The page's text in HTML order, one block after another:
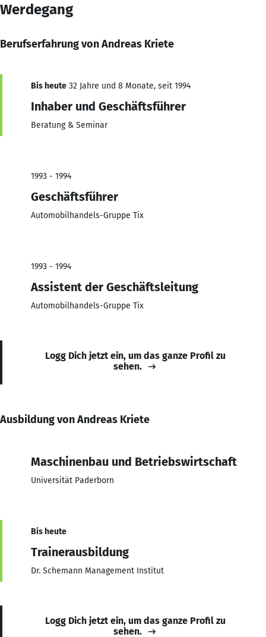
Werdegang
Berufserfahrung von Andreas Kriete
Bis heute 32 Jahre und 8 Monate, seit 1994
Inhaber und Geschäftsführer
Beratung & Seminar
1993 - 1994
Geschäftsführer
Automobilhandels-Gruppe Tix
1993 - 1994
Assistent der Geschäftsleitung
Automobilhandels-Gruppe Tix
Logg Dich jetzt ein, um das ganze Profil zu
sehen.
Ausbildung von Andreas Kriete
Maschinenbau und Betriebswirtschaft
Universität Paderborn
Bis heute
Trainerausbildung
Dr. Schemann Management Institut
Logg Dich jetzt ein, um das ganze Profil zu
sehen.